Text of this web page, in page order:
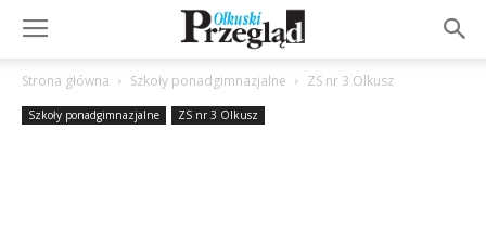
Strona główna Szkoły ponadgimnazjalne ZS nr 3 Olkusz
Szkoły ponadgimnazjalne ZS nr 3 Olkusz